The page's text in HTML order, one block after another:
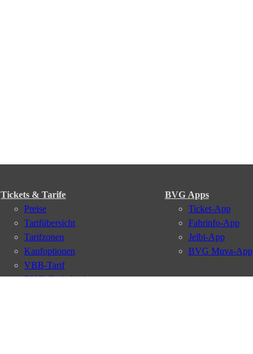
Tickets & Tarife
Preise
Tarifübersicht
Tarifzonen
Kaufoptionen
VBB-Tarif
BVG-Guthabenkarte
BVG Apps
Ticket-App
Fahrinfo-App
Jelbi-App
BVG Muva-App